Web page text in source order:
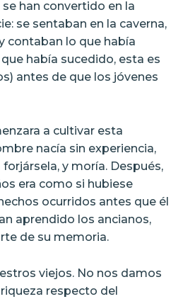
han convertido en la
se sentaban en la caverna,
contaban lo que había
había sucedido, esta es
antes de que los jóvenes
a cultivar esta
nacía sin experiencia,
y moría. Después,
era como si hubiese
ocurridos antes que él
aprendido los ancianos,
de su memoria.
viejos. No nos damos
respecto del